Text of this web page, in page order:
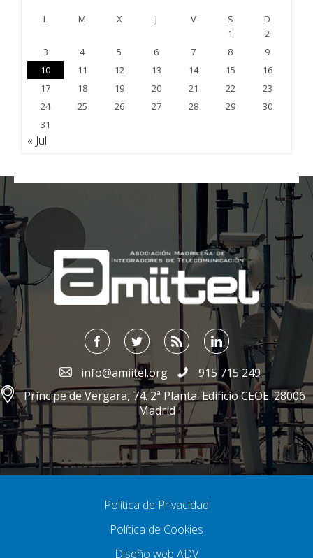
L M X J V S
D
1
2
3
4 5 6 7 8
9
10
11 12 13 14 15
16
17
18 19 20 21 22
23
24
25 26 27 28 29
30
31
« Jul
;
info@amiitel.org
915 715 249
Príncipe de Vergara, 74. 2ª Planta. Edificio CEOE. 28006
Madrid
Política de Privacidad
Política de Cookies
Diseño web ADV